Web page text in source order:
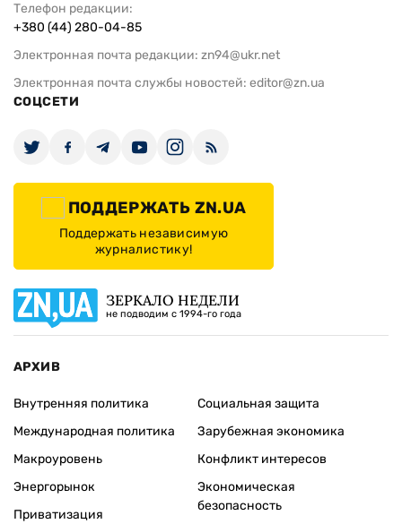
Телефон редакции:
+380 (44) 280-04-85
Электронная почта редакции: zn94@ukr.net
Электронная почта службы новостей: editor@zn.ua
СОЦСЕТИ
ПОДДЕРЖАТЬ ZN.UA
Поддержать независимую
журналистику!
ЗЕРКАЛО НЕДЕЛИ
не подводим с 1994-го года
АРХИВ
Внутренняя политика
Международная политика
Макроуровень
Энергорынок
Приватизация
Социальная защита
Зарубежная экономика
Конфликт интересов
Экономическая
безопасность